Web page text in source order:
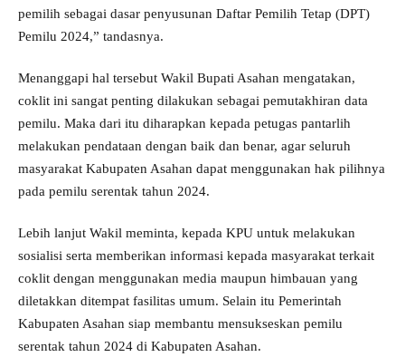
pemilih sebagai dasar penyusunan Daftar Pemilih Tetap (DPT)
Pemilu 2024,” tandasnya.
Menanggapi hal tersebut Wakil Bupati Asahan mengatakan,
coklit ini sangat penting dilakukan sebagai pemutakhiran data
pemilu. Maka dari itu diharapkan kepada petugas pantarlih
melakukan pendataan dengan baik dan benar, agar seluruh
masyarakat Kabupaten Asahan dapat menggunakan hak pilihnya
pada pemilu serentak tahun 2024.
Lebih lanjut Wakil meminta, kepada KPU untuk melakukan
sosialisi serta memberikan informasi kepada masyarakat terkait
coklit dengan menggunakan media maupun himbauan yang
diletakkan ditempat fasilitas umum. Selain itu Pemerintah
Kabupaten Asahan siap membantu mensukseskan pemilu
serentak tahun 2024 di Kabupaten Asahan.